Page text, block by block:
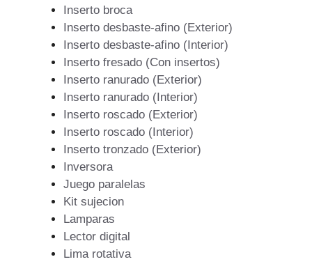
Inserto broca
Inserto desbaste-afino (Exterior)
Inserto desbaste-afino (Interior)
Inserto fresado (Con insertos)
Inserto ranurado (Exterior)
Inserto ranurado (Interior)
Inserto roscado (Exterior)
Inserto roscado (Interior)
Inserto tronzado (Exterior)
Inversora
Juego paralelas
Kit sujecion
Lamparas
Lector digital
Lima rotativa